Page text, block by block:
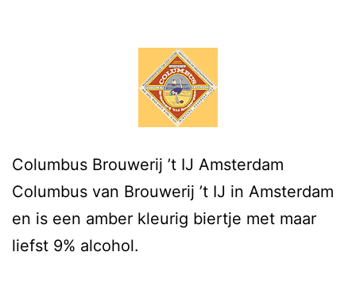
Columbus Brouwerij ’t IJ Amsterdam
Columbus van Brouwerij ’t IJ in Amsterdam
en is een amber kleurig biertje met maar
liefst 9% alcohol.